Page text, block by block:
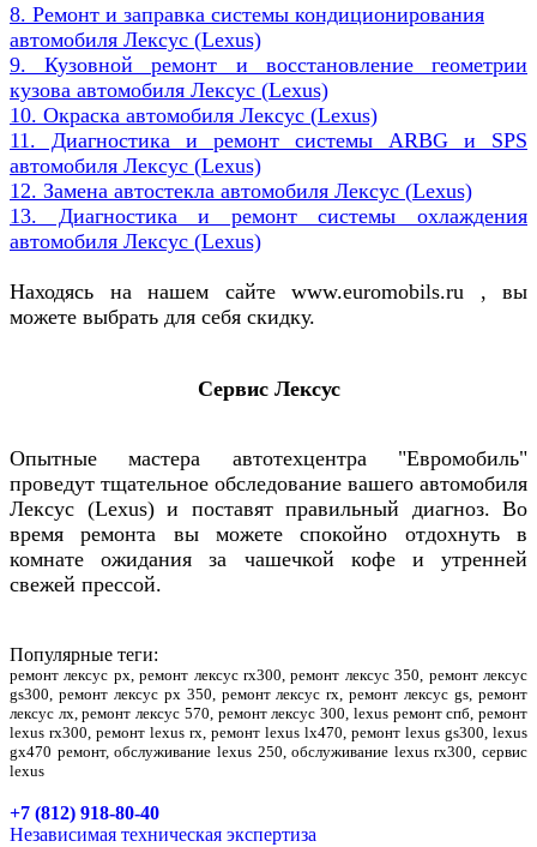
8. Ремонт и заправка системы кондиционирования
автомобиля Лексус (Lexus)
9. Кузовной ремонт и восстановление геометрии
кузова автомобиля Лексус (Lexus)
10. Окраска автомобиля Лексус (Lexus)
11. Диагностика и ремонт системы ARBG и SPS
автомобиля Лексус (Lexus)
12. Замена автостекла автомобиля Лексус (Lexus)
13. Диагностика и ремонт системы охлаждения
автомобиля Лексус (Lexus)
Находясь на нашем сайте www.euromobils.ru , вы
можете выбрать для себя скидку.
Сервис Лексус
Опытные мастера автотехцентра "Евромобиль"
проведут тщательное обследование вашего автомобиля
Лексус (Lexus) и поставят правильный диагноз. Во
время ремонта вы можете спокойно отдохнуть в
комнате ожидания за чашечкой кофе и утренней
свежей прессой.
Популярные теги:
ремонт лексус рх, ремонт лексус rx300, ремонт лексус 350, ремонт лексус
gs300, ремонт лексус рх 350, ремонт лексус rx, ремонт лексус gs, ремонт
лексус лх, ремонт лексус 570, ремонт лексус 300, lexus ремонт спб, ремонт
lexus rx300, ремонт lexus rx, ремонт lexus lx470, ремонт lexus gs300, lexus
gx470 ремонт, обслуживание lexus 250, обслуживание lexus rx300, сервис
lexus
+7 (812) 918-80-40
Независимая техническая экспертиза